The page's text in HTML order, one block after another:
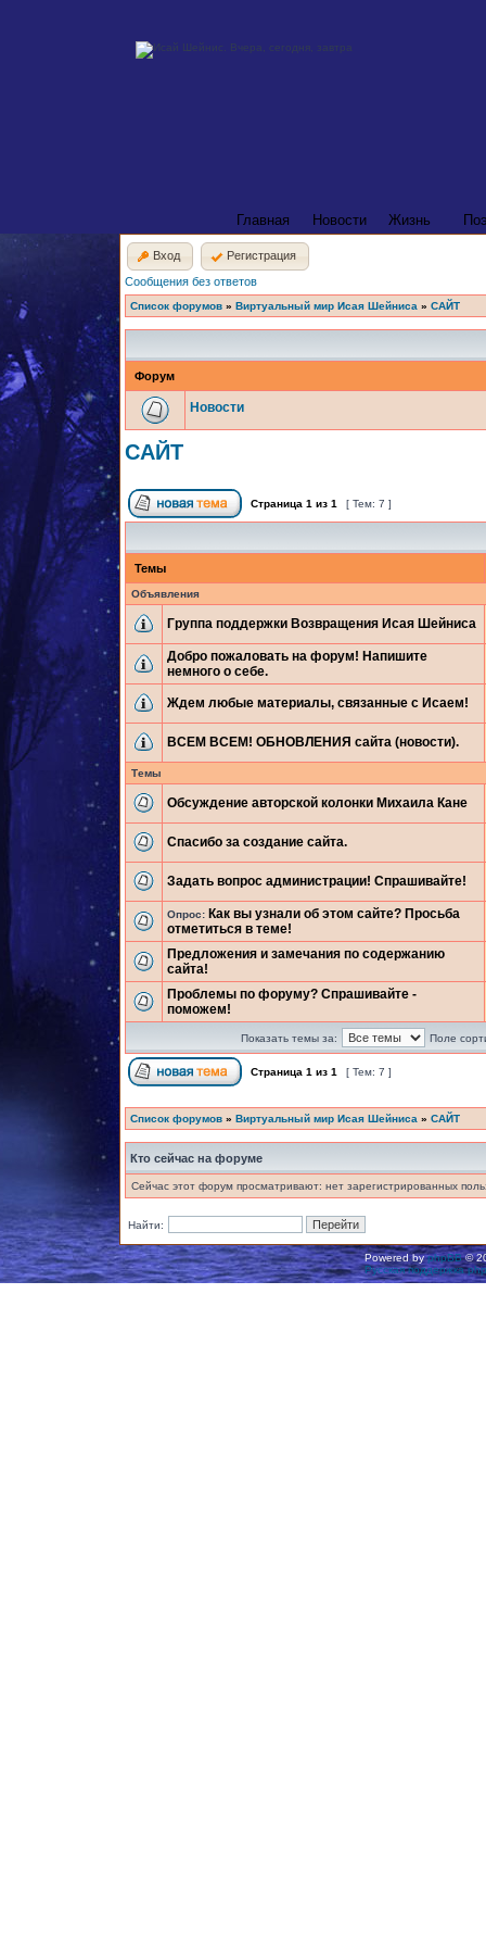
Главная Новости Жизнь
Вход
Регистрация
Сообщения без ответов
Список форумов » Виртуальный мир Исая Шейниса » САЙТ
Форум
Новости
САЙТ
Страница 1 из 1 [ Тем: 7 ]
Темы
Объявления
Группа поддержки Возвращения Исая Шейниса
Добро пожаловать на форум! Напишите
немного о себе.
Ждем любые материалы, связанные с Исаем!
ВСЕМ ВСЕМ! ОБНОВЛЕНИЯ сайта (новости).
Темы
Обсуждение авторской колонки Михаила Кане
Спасибо за создание сайта.
Задать вопрос администрации! Спрашивайте!
Опрос: Как вы узнали об этом сайте? Просьба
отметиться в теме!
Предложения и замечания по содержанию
сайта!
Проблемы по форуму? Спрашивайте -
поможем!
Показать темы за: Поле
Страница 1 из 1 [ Тем: 7 ]
Список форумов » Виртуальный мир Исая Шейниса » САЙТ
Кто сейчас на форуме
Сейчас этот форум просматривают: нет зарегистрированных
Найти:
Powered byphpBB©
Русская поддержка